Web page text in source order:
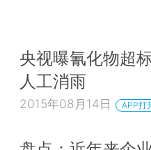
央视曝氰化物超
人工消雨
2015年08月14日 APP打